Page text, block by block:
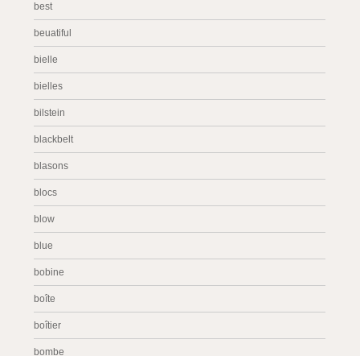
best
beuatiful
bielle
bielles
bilstein
blackbelt
blasons
blocs
blow
blue
bobine
boîte
boîtier
bombe